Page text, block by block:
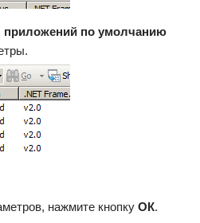
приложений по умолчанию
нажмите кнопку ОК.